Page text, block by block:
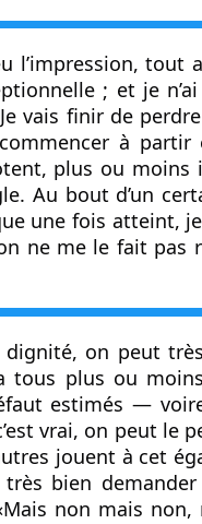
l’impression,
; et je
vais finir de
à partir
plus ou moins
Au bout d’un
une fois atteint,
ne me le fait pas
dignité, on peut
tous plus ou
estimés —
vrai, on peut le
jouent à cet
bien
non mais